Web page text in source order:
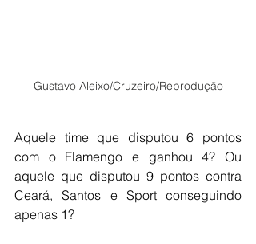
Gustavo Aleixo/Cruzeiro/Reprodução
Aquele time que disputou 6 pontos
com o Flamengo e ganhou 4? Ou
aquele que disputou 9 pontos contra
Ceará, Santos e Sport conseguindo
apenas 1?